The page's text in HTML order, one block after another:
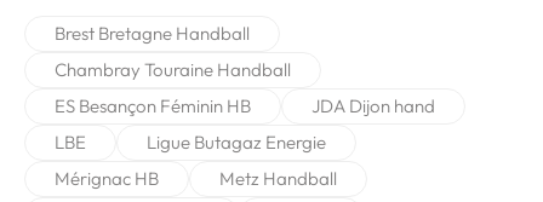
Brest Bretagne Handball
Chambray Touraine Handball
ES Besançon Féminin HB
JDA Dijon hand
LBE
Ligue Butagaz Energie
Mérignac HB
Metz Handball